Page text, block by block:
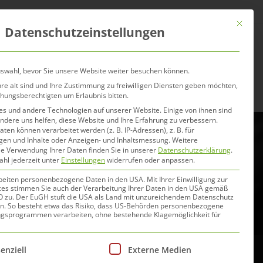
Mit
Datenschutzeinstellungen
bevor Sie unsere Website weiter besuchen können.
alt sind und Ihre Zustimmung zu freiwilligen Diensten geben möchten,
um Erlaubnis bitten.
und andere Technologien auf unserer Website. Einige von ihnen sind
uns helfen, diese Website und Ihre Erfahrung zu verbessern.
können verarbeitet werden (z. B. IP-Adressen), z. B. für
und Inhalte oder Anzeigen- und Inhaltsmessung.Weitere
Verwendung Ihrer Daten finden Sie in unserer Datenschutzerklärung.
jederzeit unter Einstellungenwiderrufen oder anpassen.
personenbezogene Daten in den USA. Mit Ihrer Einwilligung zur
stimmen Sie auch der Verarbeitung Ihrer Daten in den USA gemäß
zu. Der EuGH stuft die USA als Land mit unzureichendem Datenschutz
So besteht etwa das Risiko, dass US-Behörden personenbezogene
verarbeiten, ohne bestehende Klagemöglichkeit für
der Service-Gruppen, für die eine Einwilligung
Externe Medien